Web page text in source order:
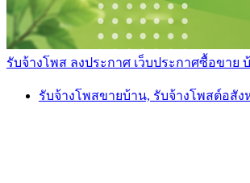
รับจ้างโพส ลงประกาศ เว็บประกาศซื้อขาย
รับจ้างโพสขายบ้าน, รับจ้างโพสต์อสั